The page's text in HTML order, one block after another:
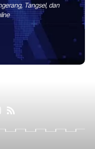
Tangsel, dan